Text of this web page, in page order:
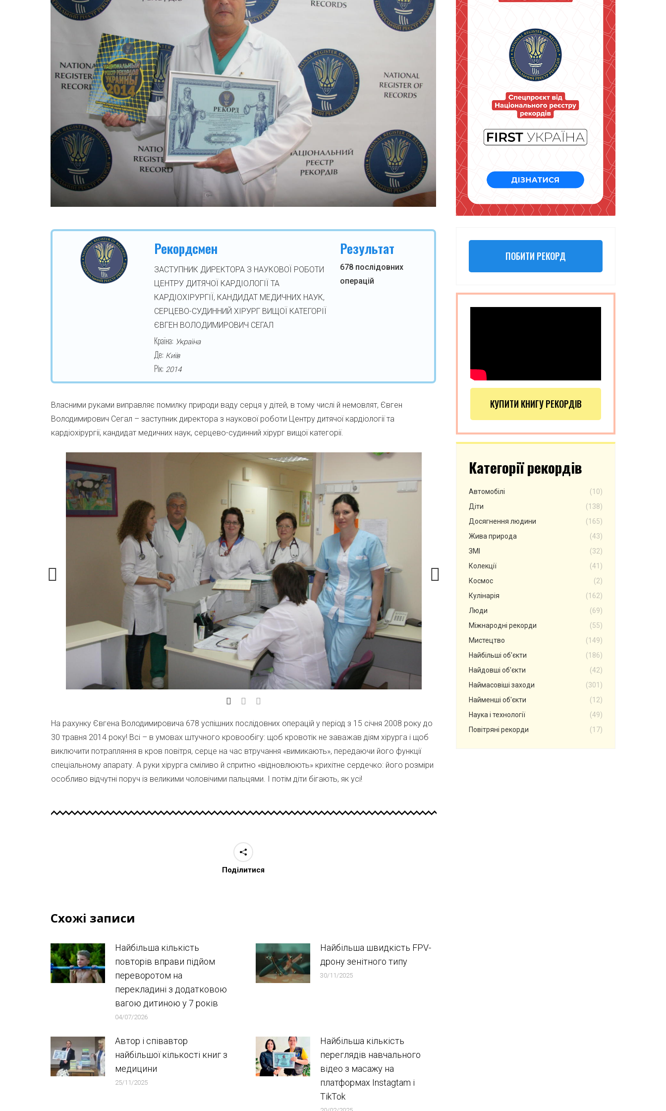
Рекордсмен
ЗАСТУПНИК ДИРЕКТОРА З НАУКОВОЇ РОБОТИ
ЦЕНТРУ ДИТЯЧОЇ КАРДІОЛОГІЇ ТА
КАРДІОХІРУРГІЇ, КАНДИДАТ МЕДИЧНИХ НАУК,
СЕРЦЕВО-СУДИННИЙ ХІРУРГ ВИЩОЇ КАТЕГОРІЇ
ЄВГЕН ВОЛОДИМИРОВИЧ СЕГАЛ
Країна: Україна
Де: Київ
Рік: 2014
Результат
678 послідовних
операцій
Власними руками виправляє помилку природи ваду серця у дітей, в тому числі й немовлят, Євген
Володимирович Сегал – заступник директора з наукової роботи Центру дитячої кардіології та
кардіохірургії, кандидат медичних наук, серцево-судинний хірург вищої категорії.
На рахунку Євгена Володимировича 678 успішних послідовних операцій у період з 15 січня 2008 року до
30 травня 2014 року! Всі – в умовах штучного кровообігу: щоб кровотік не заважав діям хірурга і щоб
виключити потрапляння в кров повітря, серце на час втручання «вимикають», передаючи його функції
спеціальному апарату. А руки хірурга сміливо й спритно «відновлюють» крихітне сердечко: його розміри
особливо відчутні поруч із великими чоловічими пальцями. І потім діти бігають, як усі!
Поділитися
Схожі записи
Найбільша кількість
повторів вправи підйом
переворотом на
перекладині з додатковою
вагою дитиною у 7 років
04/07/2026
Найбільша швидкість FPV-
дрону зенітного типу
30/11/2025
Автор і співавтор
найбільшої кількості книг з
медицини
25/11/2025
Найбільша кількість
переглядів навчального
відео з масажу на
платформах Instagtam i
TikTok
ПОБИТИ РЕКОРД
КУПИТИ КНИГУ РЕКОРДІВ
Категорії рекордів
Автомобілі
(10)
Діти
(138)
Досягнення людини
(165)
Жива природа
(43)
ЗМІ
(32)
Колекції
(41)
Космос
(2)
Кулінарія
(162)
Люди
(69)
Міжнародні рекорди
(55)
Мистецтво
(149)
Найбільші об'єкти
(186)
Найдовші об'єкти
(42)
Наймасовіші заходи
(301)
Найменші об'єкти
(12)
Наука і технології
(49)
Повітряні рекорди
(17)